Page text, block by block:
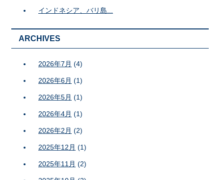
インドネシア、バリ島...
ARCHIVES
2026年7月 (4)
2026年6月 (1)
2026年5月 (1)
2026年4月 (1)
2026年2月 (2)
2025年12月 (1)
2025年11月 (2)